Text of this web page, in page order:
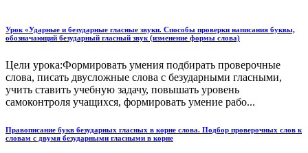
Урок «Ударные и безударные гласные звуки. Способы проверки написания буквы,
обозначающий безударный гласный звук (изменение формы слова)
Цели урока:Формировать умения подбирать проверочные
слова, писать двусложные слова с безударными гласными,
учить ставить учебную задачу, повышать уровень
самоконтроля учащихся, формировать умение рабо...
Правописание букв безударных гласных в корне слова. Подбор проверочных слов к
словам с двумя безударными гласными в корне